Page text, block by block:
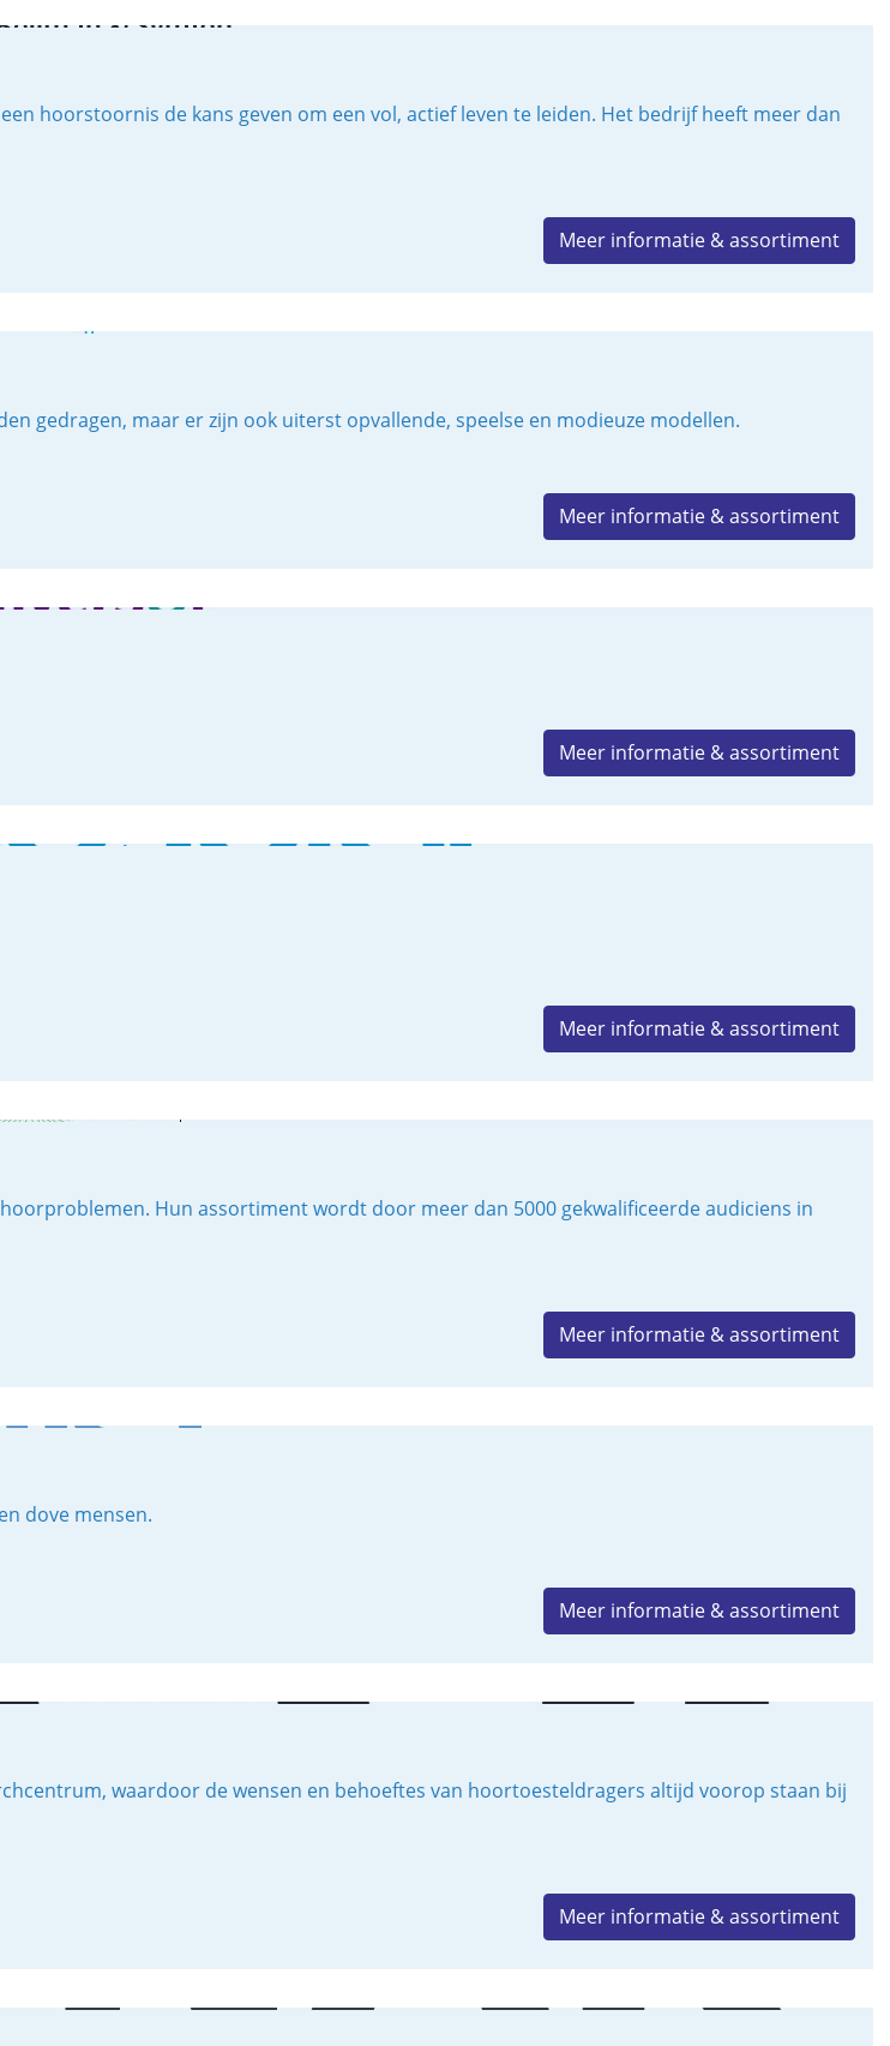
hoorstoornis de kans geven om een vol, actief leven te leiden. Het bedrijf heeft meer dan
Meer informatie & assortiment
gedragen, maar er zijn ook uiterst opvallende, speelse en modieuze modellen.
Meer informatie & assortiment
Meer informatie & assortiment
Meer informatie & assortiment
Hun assortiment wordt door meer dan 5000 gekwalificeerde audiciens in
Meer informatie & assortiment
dove mensen.
Meer informatie & assortiment
waardoor de wensen en behoeftes van hoortoesteldragers altijd voorop staan bij
Meer informatie & assortiment